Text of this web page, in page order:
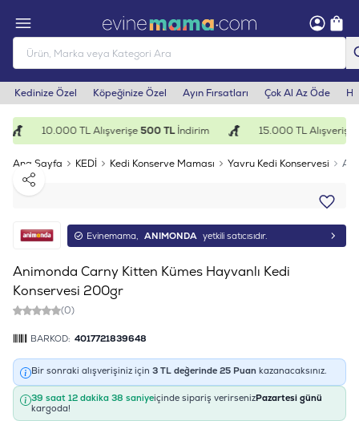
Kedinize Özel Köpeğinize Özel Ayın Fırsatları Çok Al Az Öde
10.000 TL Alışverişe500 TLİndirim 15.000 TL Alışverişe
Ana Sayfa KEDİ Kedi Konserve Maması Yavru Kedi Konservesi
Paylaş
Evinemama, ANIMONDA yetkili satıcısıdır.
Animonda Carny Kitten Kümes Hayvanlı Kedi
Konservesi 200gr
(0)
BARKOD: 4017721839648
Bir sonraki alışverişiniz için 3 TL değerinde 25 Puan kazanacaksınız.
39 saat 12 dakika 38 saniyeiçinde sipariş verirsenizPazartesi günü
kargoda!